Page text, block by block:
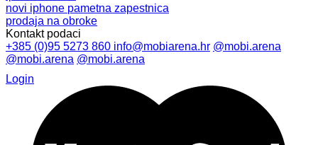
novi iphone pametna zapestnica
prodaja na obroke
Kontakt podaci
+385 (0)95 5273 860 info@mobiarena.hr @mobi.arena
@mobi.arena @mobi.arena
Login